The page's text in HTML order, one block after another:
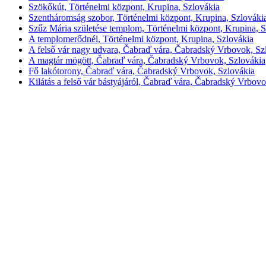
Szökőkút, Történelmi központ, Krupina, Szlovákia
Szentháromság szobor, Történelmi központ, Krupina,
Szűz Mária születése templom, Történelmi központ, Krupina,
A templomerődnél, Történelmi központ, Krupina, Szlovákia
A felső vár nagy udvara, Čabraď vára, Čabradský Vrbovok,
A magtár mögött, Čabraď vára, Čabradský Vrbovok, Szlovákia
Fő lakótorony, Čabraď vára, Čabradský Vrbovok, Szlovákia
Kilátás a felső vár bástyájáról, Čabraď vára, Čabradský